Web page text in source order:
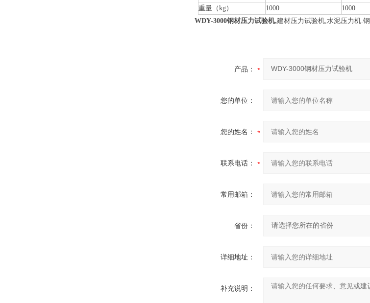
重量（kg）
1000
1000
WDY-3000钢材压力试验机,建材压力试验机,水泥压力机.
产品：
您的单位：
您的姓名：
联系电话：
常用邮箱：
省份：
详细地址：
补充说明：